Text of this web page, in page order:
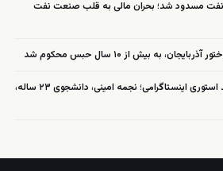
مسدود شد؛ بحران مالی به قلب صنعت نفت
به بیش از ۱۰ سال حبس محکوم شد
اتهام «محاربه» برای چند استوری اینستاگرامی؛ نجمه امینی، دانشجوی ۲۳ ساله،